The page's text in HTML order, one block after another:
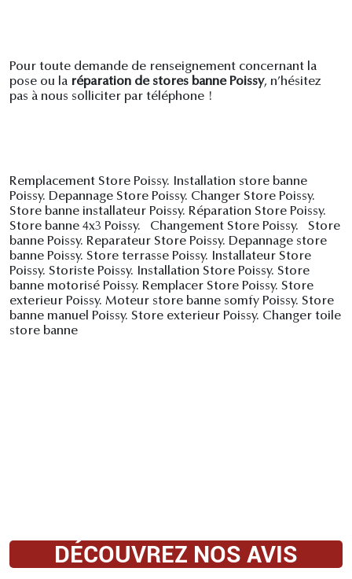
Pour toute demande de renseignement concernant la
pose ou la réparation de stores banne Poissy, n’hésitez
pas à nous solliciter par téléphone !
Remplacement Store Poissy. Installation store banne
Poissy. Depannage Store Poissy. Changer Store Poissy.
Store banne installateur Poissy. Réparation Store Poissy.
Store banne 4x3 Poissy. Changement Store Poissy. Store
banne Poissy. Reparateur Store Poissy. Depannage store
banne Poissy. Store terrasse Poissy. Installateur Store
Poissy. Storiste Poissy. Installation Store Poissy. Store
banne motorisé Poissy. Remplacer Store Poissy. Store
exterieur Poissy. Moteur store banne somfy Poissy. Store
banne manuel Poissy. Store exterieur Poissy. Changer toile
store banne
DÉCOUVREZ NOS AVIS